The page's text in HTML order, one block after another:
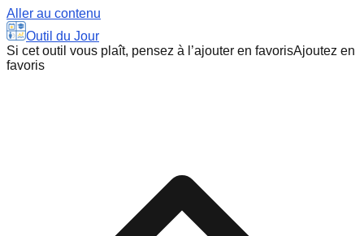
Aller au contenu
Outil du Jour
Si cet outil vous plaît, pensez à l’ajouter en favorisAjoutez en
favoris